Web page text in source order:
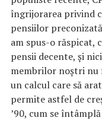
îngrijorarea privind
pensiilor
am spus-o răspicat,
pensii decente, și
membrilor noștri nu
un calcul care să
permite astfel de
’90, cum se